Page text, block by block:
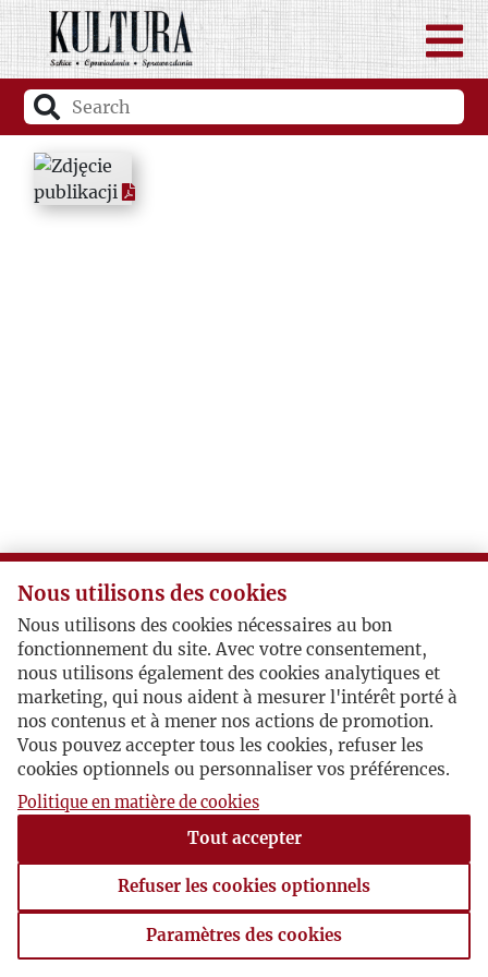
Nous utilisons des cookies
Nous utilisons des cookies nécessaires au bon
fonctionnement du site. Avec votre consentement,
nous utilisons également des cookies analytiques et
marketing, qui nous aident à mesurer l'intérêt porté à
nos contenus et à mener nos actions de promotion.
Vous pouvez accepter tous les cookies, refuser les
cookies optionnels ou personnaliser vos préférences.
Politique en matière de cookies
Tout accepter
Refuser les cookies optionnels
Paramètres des cookies
Paramètres des cookies